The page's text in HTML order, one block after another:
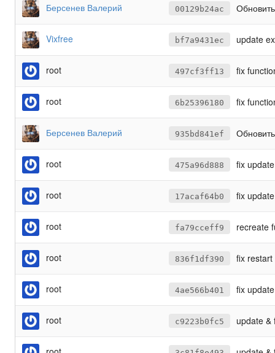
Берсенев Валерий 00129b24ac
Vixfree bf7a9431ec update
root 497cf3ff13 fix
root 6b25396180 fix
Берсенев Валерий 935bd841ef
root 475a96d888 fix
root 17acaf64b0 fix
root fa79cceff9 recreate
root 836f1df390 fix
root 4ae566b401 fix
root c9223b0fc5 update &